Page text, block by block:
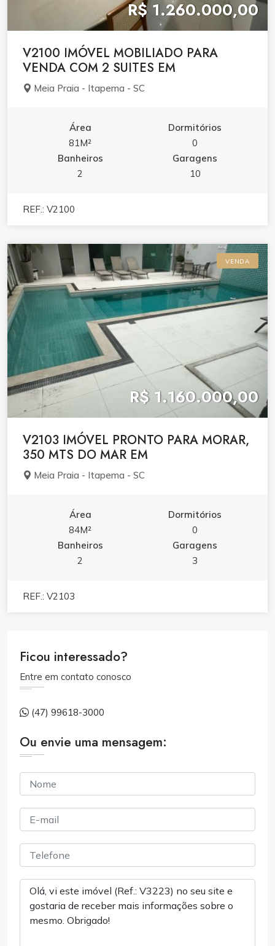
R$ 1.260.000,00
V2100 IMÓVEL MOBILIADO PARA
VENDA COM 2 SUITES EM
Meia Praia - Itapema - SC
Área
81M²
Dormitórios
0
Banheiros
2
Garagens
10
REF.: V2100
VENDA
R$ 1.160.000,00
V2103 IMÓVEL PRONTO PARA MORAR,
350 MTS DO MAR EM
Meia Praia - Itapema - SC
Área
84M²
Dormitórios
0
Banheiros
2
Garagens
3
REF.: V2103
Ficou interessado?
Entre em contato conosco
(47) 99618-3000
Ou envie uma mensagem: